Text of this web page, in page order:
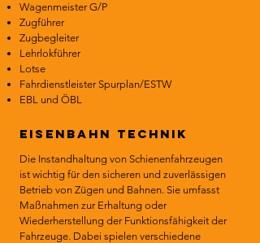
Wagenmeister G/P
Zugführer
Zugbegleiter
Lehrlokführer
Lotse
Fahrdienstleister Spurplan/ESTW
EBL und ÖBL
Eisenbahn technik
Die Instandhaltung von Schienenfahrzeugen
ist wichtig für den sicheren und zuverlässigen
Betrieb von Zügen und Bahnen. Sie umfasst
Maßnahmen zur Erhaltung oder
Wiederherstellung der Funktionsfähigkeit der
Fahrzeuge. Dabei spielen verschiedene